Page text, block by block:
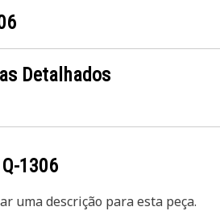
Detalhados
1306
uma descrição para esta peça.